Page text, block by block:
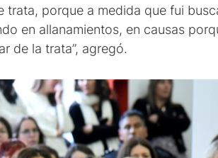
porque a medida que fui
en allanamientos, en causas
de la trata”, agregó.